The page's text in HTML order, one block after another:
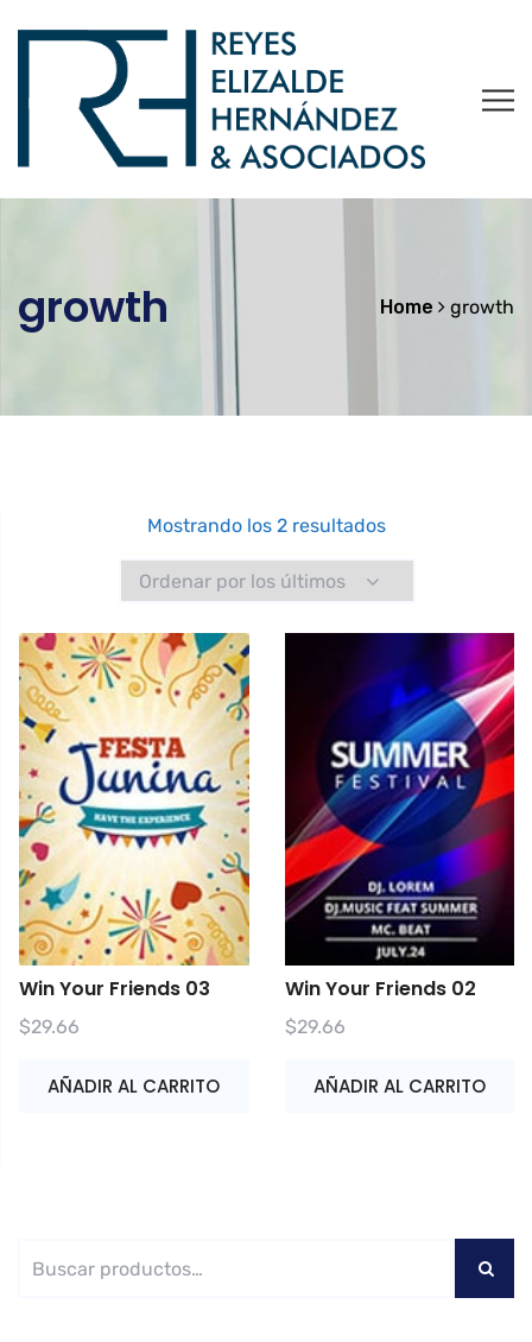
growth Home growth
Mostrando los 2 resultadosOrdenado
Win Your Friends 03
$29.66
AÑADIR AL CARRITO
Win Your Friends 02
$29.66
AÑADIR AL CARRITO